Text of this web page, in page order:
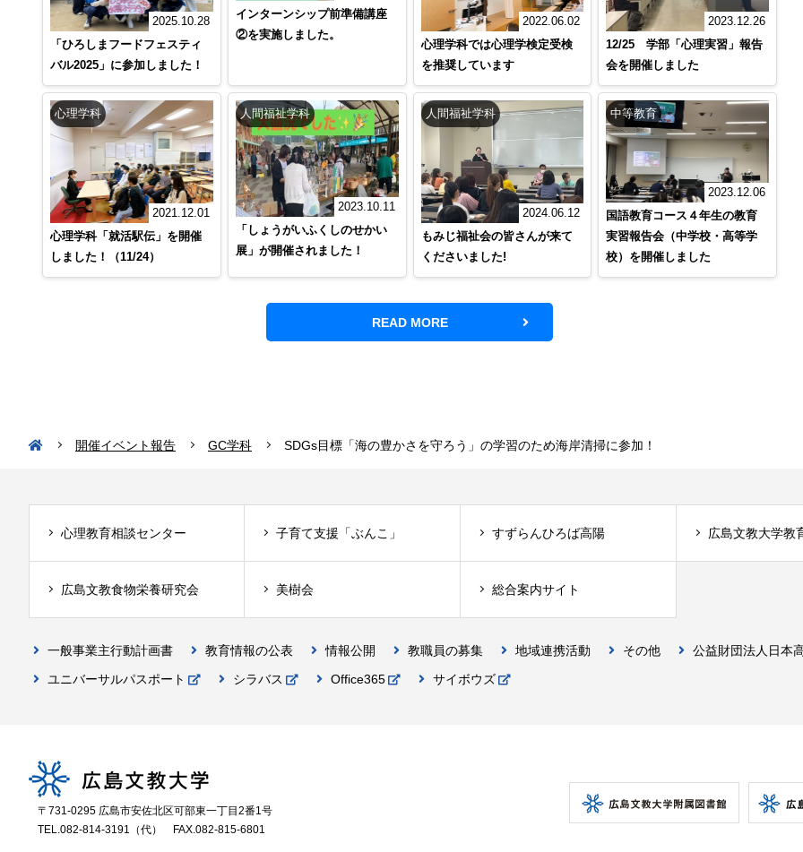
2025.10.28
「ひろしまフードフェスティ
バル2025」に参加しました！
インターンシップ前準備講座
②を実施しました。
2022.06.02
心理学科では心理学検定受検
を推奨しています
2023.12.26
12/25 学部「心理実習」報告
会を開催しました
心理学科
2021.12.01
心理学科「就活駅伝」を開催
しました！（11/24）
人間福祉学科
2023.10.11
「しょうがいふくしのせかい
展」が開催されました！
人間福祉学科
2024.06.12
もみじ福祉会の皆さんが来て
くださいました!
中等教育
2023.12.06
国語教育コース４年生の教育
実習報告会（中学校・高等学
校）を開催しました
READ MORE
開催イベント報告 GC学科 SDGs目標「海の豊かさを守ろう」の学習のため海岸清掃に参加！
心理教育相談センター 子育て支援「ぶんこ」 すずらんひろば高陽 広島文教大学教
広島文教食物栄養研究会 美樹会 総合案内サイト
一般事業主行動計画書 教育情報の公表 情報公開 教職員の募集 地域連携活動 その他
公益財団法人日本
ユニバーサルパスポート
シラバス Office365 サイボウズ
〒731-0295 広島市安佐北区可部東一丁目2番1号
TEL.082-814-3191（代）
FAX.082-815-6801